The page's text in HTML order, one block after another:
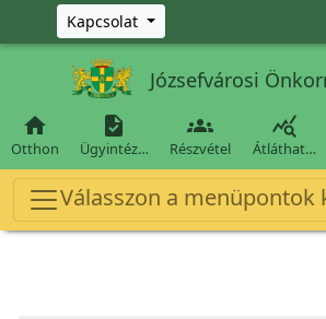
Ugrás a fő tartalomra
Kapcsolat
Józsefvárosi

Otthon

Ügyintéz…

Részvétel

Átláthat…
Válasszon a menüpontok